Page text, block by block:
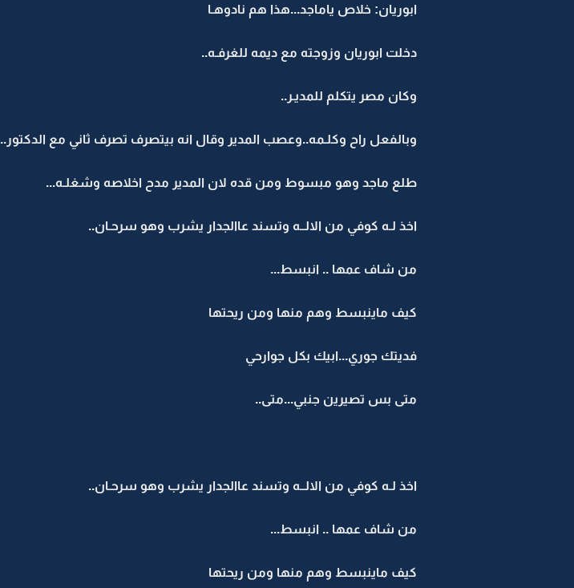
ابوريان: خلاص ياماجد...هذا هم نادوهـا
دخلت ابوريان وزوجته مع ديمه للغرفـه..
وكان مصر يتكلم للمديـر..
وبالفعل راح وكلـمه..وعصب المدير وقال انه بيتصرف تصرف ثاني مع الدكتور..
طلع ماجد وهو مبسوط ومن قده لان المدير مدح اخلاصه وشغلـه...
اخذ لـه كوفي من الالــه وتسند عاالجدار يشرب وهو سرحـان..
من شاف عمها .. انبسط...
كيف ماينبسط وهم منها ومن ريحتها
فديتك جوري...ابيك بكل جوارحي
متى بس تصيرين جنبي...متى..
اخذ لـه كوفي من الالــه وتسند عاالجدار يشرب وهو سرحـان..
من شاف عمها .. انبسط...
كيف ماينبسط وهم منها ومن ريحتها